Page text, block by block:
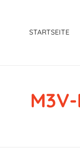
STARTSEITE